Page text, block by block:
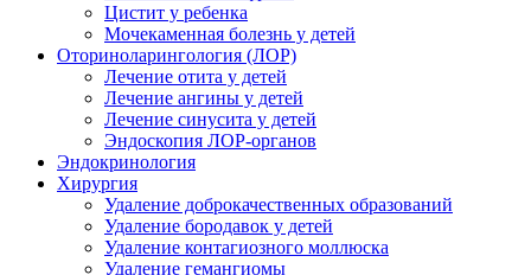
Цистит у ребенка
Мочекаменная болезнь у детей
Оториноларингология (ЛОР)
Лечение отита у детей
Лечение ангины у детей
Лечение синусита у детей
Эндоскопия ЛОР-органов
Эндокринология
Хирургия
Удаление доброкачественных образований
Удаление бородавок у детей
Удаление контагиозного моллюска
Удаление гемангиомы